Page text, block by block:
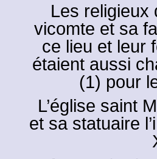
Les religieux
vicomte et sa
ce lieu et leur
étaient aussi
(1) pour
L’église saint
et sa statuaire